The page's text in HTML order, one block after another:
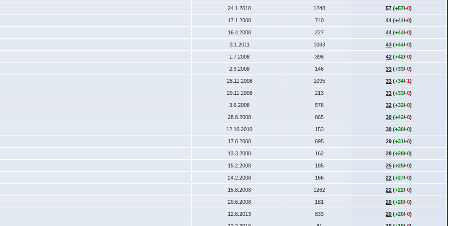
24.1.2010 1248 57 (+57/-0)
17.1.2008 740 44 (+44/-0)
16.4.2008 227 44 (+44/-0)
3.1.2011 1063 43 (+44/-0)
1.7.2008 396 42 (+42/-0)
2.9.2008 146 33 (+33/-0)
28.11.2008 1095 33 (+34/-1)
29.11.2008 213 33 (+33/-0)
3.6.2008 576 32 (+32/-0)
28.8.2008 865 30 (+42/-0)
12.10.2010 153 30 (+30/-0)
17.8.2008 895 29 (+31/-0)
13.3.2008 162 28 (+28/-0)
15.2.2008 185 25 (+25/-0)
24.2.2008 166 22 (+27/-0)
15.8.2008 1262 22 (+22/-0)
20.6.2008 181 20 (+20/-0)
12.8.2013 833 20 (+20/-0)